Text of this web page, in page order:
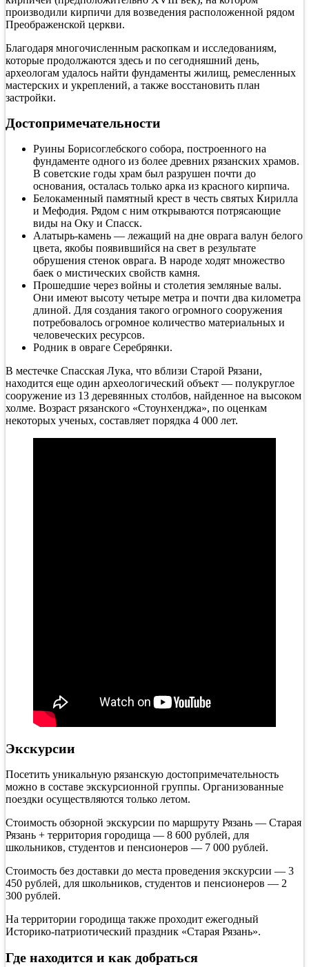
производили кирпичи для возведения расположенной рядом
Преображенской церкви.
Благодаря многочисленным раскопкам и исследованиям,
которые продолжаются здесь и по сегодняшний день,
археологам удалось найти фундаменты жилищ, ремесленных
мастерских и укреплений, а также восстановить план
застройки.
Достопримечательности
Руины Борисоглебского собора, построенного на
фундаменте одного из более древних рязанских храмов.
В советские годы храм был разрушен почти до
основания, осталась только арка из красного кирпича.
Белокаменный памятный крест в честь святых Кирилла
и Мефодия. Рядом с ним открываются потрясающие
виды на Оку и Спасск.
Алатырь-камень — лежащий на дне оврага валун белого
цвета, якобы появившийся на свет в результате
обрушения стенок оврага. В народе ходят множество
баек о мистических свойств камня.
Прошедшие через войны и столетия земляные валы.
Они имеют высоту четыре метра и почти два километра
длиной. Для создания такого огромного сооружения
потребовалось огромное количество материальных и
человеческих ресурсов.
Родник в овраге Серебрянки.
В местечке Спасская Лука, что вблизи Старой Рязани,
находится еще один археологический объект — полукруглое
сооружение из 13 деревянных столбов, найденное на высоком
холме. Возраст рязанского «Стоунхенджа», по оценкам
некоторых ученых, составляет порядка 4 000 лет.
Экскурсии
Посетить уникальную рязанскую достопримечательность
можно в составе экскурсионной группы. Организованные
поездки осуществляются только летом.
Стоимость обзорной экскурсии по маршруту Рязань — Старая
Рязань + территория городища — 8 600 рублей, для
школьников, студентов и пенсионеров — 7 000 рублей.
Стоимость без доставки до места проведения экскурсии — 3
450 рублей, для школьников, студентов и пенсионеров — 2
300 рублей.
На территории городища также проходит ежегодный
Историко-патриотический праздник «Старая Рязань».
Где находится и как добраться